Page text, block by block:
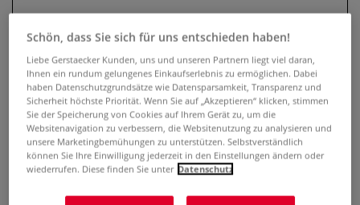
Chinesischer Bambus-
Kalligrafiepinsel
Schön, dass Sie sich für uns entschieden haben!
Liebe Gerstaecker Kunden, uns und unseren Partnern liegt viel daran,
Ihnen ein rundum gelungenes Einkaufserlebnis zu ermöglichen. Dabei
haben Datenschutzgrundsätze wie Datensparsamkeit, Transparenz und
Sicherheit höchste Priorität. Wenn Sie auf „Akzeptieren“ klicken, stimmen
Sie der Speicherung von Cookies auf Ihrem Gerät zu, um die
Websitenavigation zu verbessern, die Websitenutzung zu analysieren und
unsere Marketingbemühungen zu unterstützen. Selbstverständlich
können Sie Ihre Einwilligung jederzeit in den Einstellungen ändern oder
wiederrufen. Diese finden Sie unter Datenschutz